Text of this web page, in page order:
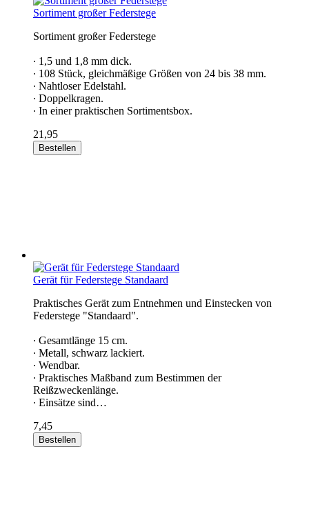
Sortiment großer Federstege
Sortiment großer Federstege
∙ 1,5 und 1,8 mm dick.
∙ 108 Stück, gleichmäßige Größen von 24 bis 38 mm.
∙ Nahtloser Edelstahl.
∙ Doppelkragen.
∙ In einer praktischen Sortimentsbox.
21,95
Bestellen
Gerät für Federstege Standaard
Praktisches Gerät zum Entnehmen und Einstecken von
Federstege "Standaard".
∙ Gesamtlänge 15 cm.
∙ Metall, schwarz lackiert.
∙ Wendbar.
∙ Praktisches Maßband zum Bestimmen der
Reißzweckenlänge.
∙ Einsätze sind…
7,45
Bestellen